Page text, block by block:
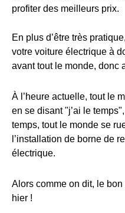
profiter des meilleurs prix.
En plus d’être très
votre voiture électrique à
avant tout le monde, donc
À l’heure actuelle, tout le
en se disant "j’ai le
temps, tout le monde se
l’installation de borne de
électrique.
Alors comme on dit, le bon
hier !